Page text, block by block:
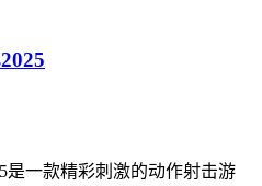
是一款精彩刺激的动作射击游